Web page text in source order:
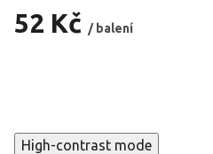
52 Kč / balení
High-contrast mode